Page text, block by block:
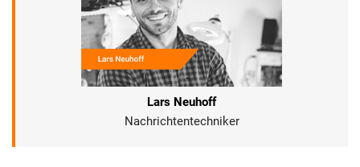
Lars Neuhoff
Nachrichtentechniker